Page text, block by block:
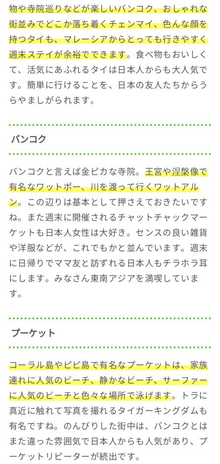
物や寺院巡りなどが楽しいバンコク、おしゃれな
街並みでどこか落ち着くチェンマイ、色んな顔を
持つタイも、マレーシアからとっても行きやすく
週末ステイが余裕でできます。食べ物もおいしく
て、活気にあふれるタイは日本人からも大人気で
す。簡単に行けることを、日本の友人たちからう
らやましがられます。
バンコク
バンコクと言えば金ピカな寺院。 王宮や涅槃像で
有名なワットポー、川を渡って行くワットアル
ン。この辺りは基本として押さえておきたいです
ね。また週末に開催されるチャットチャックマー
ケットも日本人女性は大好き。センスの良い雑貨
や洋服などが、これでもかと並んでいます。週末
に日帰りでママ友と訪ずれる日本人もチラホラ耳
にします。みなさん東南アジアを満喫していま
す。
プーケット
コーラル島やピピ島で有名なプーケットは、家族
連れに人気のビーチ、静かなビーチ、サーファー
に人気のビーチと色々な場所で泳げます。トラに
真近に触れて写真を撮れるタイガーキングダムも
有名ですね。のんびりした街中は、バンコクとは
また違った雰囲気で日本人からも人気があり、プ
ーケットリピーターが続出です。